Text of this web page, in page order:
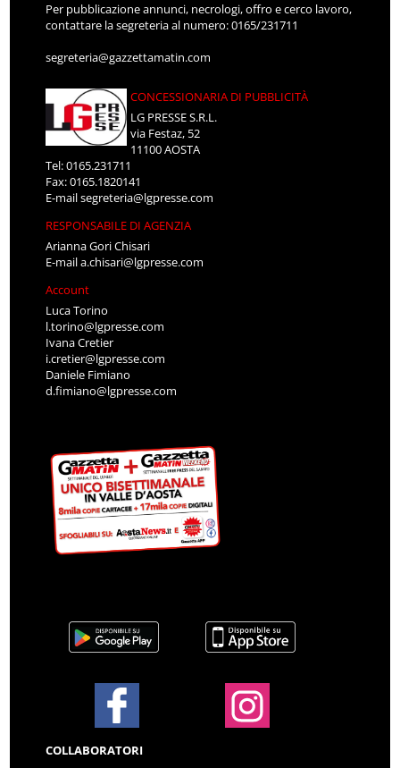
Per pubblicazione annunci, necrologi, offro e cerco lavoro,
contattare la segreteria al numero: 0165/231711
segreteria@gazzettamatin.com
CONCESSIONARIA DI PUBBLICITÀ
LG PRESSE S.R.L.
via Festaz, 52
11100 AOSTA
Tel: 0165.231711
Fax: 0165.1820141
E-mailsegreteria@lgpresse.com
RESPONSABILE DI AGENZIA
Arianna Gori Chisari
E-maila.chisari@lgpresse.com
Account
Luca Torino
l.torino@lgpresse.com
Ivana Cretier
i.cretier@lgpresse.com
Daniele Fimiano
d.fimiano@lgpresse.com
COLLABORATORI